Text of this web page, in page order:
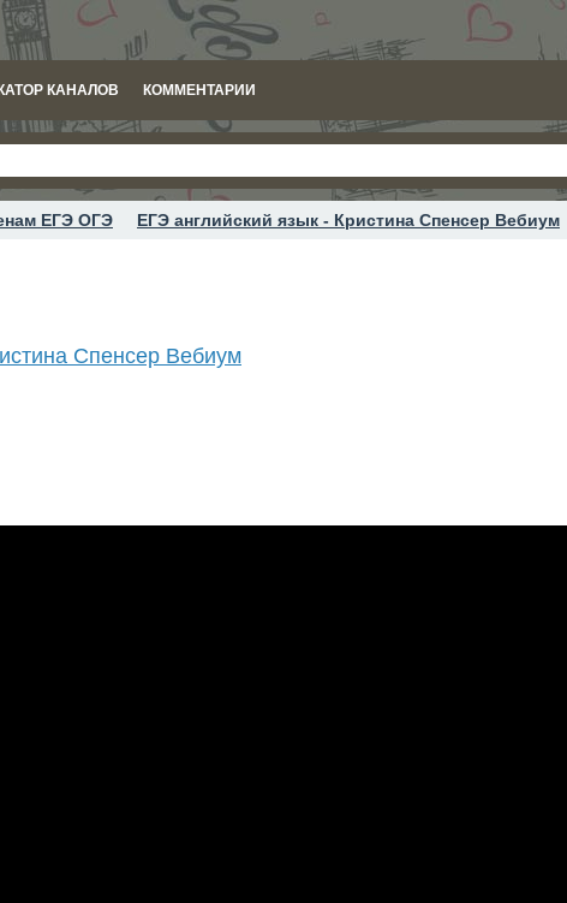
КАНАЛОВ КОММЕНТАРИИ
ЕГЭ ОГЭ ЕГЭ английский язык - Кристина Спенсер Вебиум
Спенсер Вебиум